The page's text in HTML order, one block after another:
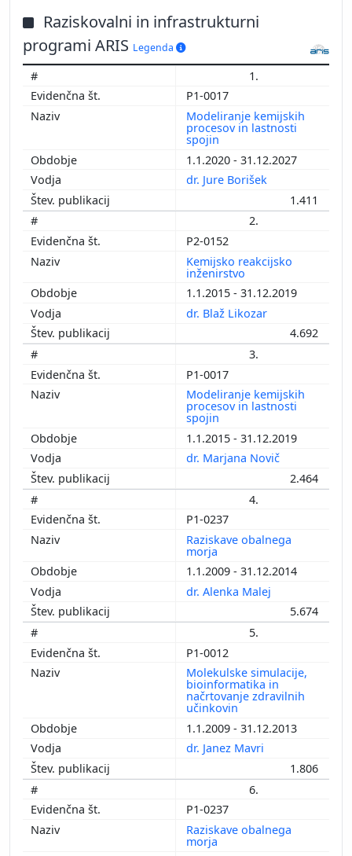
Raziskovalni in infrastrukturni
programi ARIS Legenda
1.
P1-0017
Modeliranje kemijskih
procesov in lastnosti
spojin
1.1.2020 - 31.12.2027
dr. Jure Borišek
1.411
2.
P2-0152
Kemijsko reakcijsko
inženirstvo
1.1.2015 - 31.12.2019
dr. Blaž Likozar
4.692
3.
P1-0017
Modeliranje kemijskih
procesov in lastnosti
spojin
1.1.2015 - 31.12.2019
dr. Marjana Novič
2.464
4.
P1-0237
Raziskave obalnega
morja
1.1.2009 - 31.12.2014
dr. Alenka Malej
5.674
5.
P1-0012
Molekulske simulacije,
bioinformatika in
načrtovanje zdravilnih
učinkovin
1.1.2009 - 31.12.2013
dr. Janez Mavri
1.806
6.
P1-0237
Raziskave obalnega
morja